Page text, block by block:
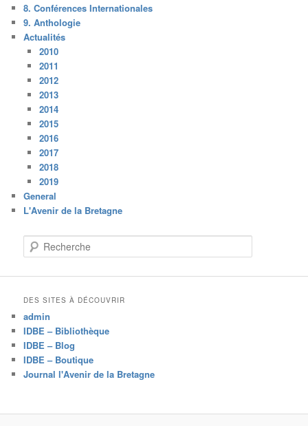
8. Conférences Internationales
9. Anthologie
Actualités
2010
2011
2012
2013
2014
2015
2016
2017
2018
2019
General
L'Avenir de la Bretagne
e
c
h
e
DES SITES À DÉCOUVRIR
admin
IDBE – Bibliothèque
IDBE – Blog
IDBE – Boutique
Journal l'Avenir de la Bretagne